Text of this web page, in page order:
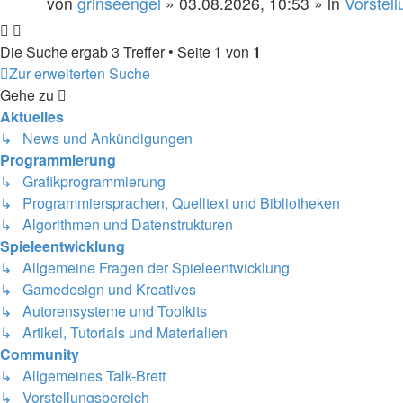
Die Suche ergab 3 Treffer • Seite 1 von 1
Zur erweiterten Suche
Gehe zu
Aktuelles
↳ News und Ankündigungen
Programmierung
↳ Grafikprogrammierung
↳ Programmiersprachen, Quelltext und Bibliotheken
↳ Algorithmen und Datenstrukturen
Spieleentwicklung
↳ Allgemeine Fragen der Spieleentwicklung
↳ Gamedesign und Kreatives
↳ Autorensysteme und Toolkits
↳ Artikel, Tutorials und Materialien
Community
↳ Allgemeines Talk-Brett
↳ Vorstellungsbereich